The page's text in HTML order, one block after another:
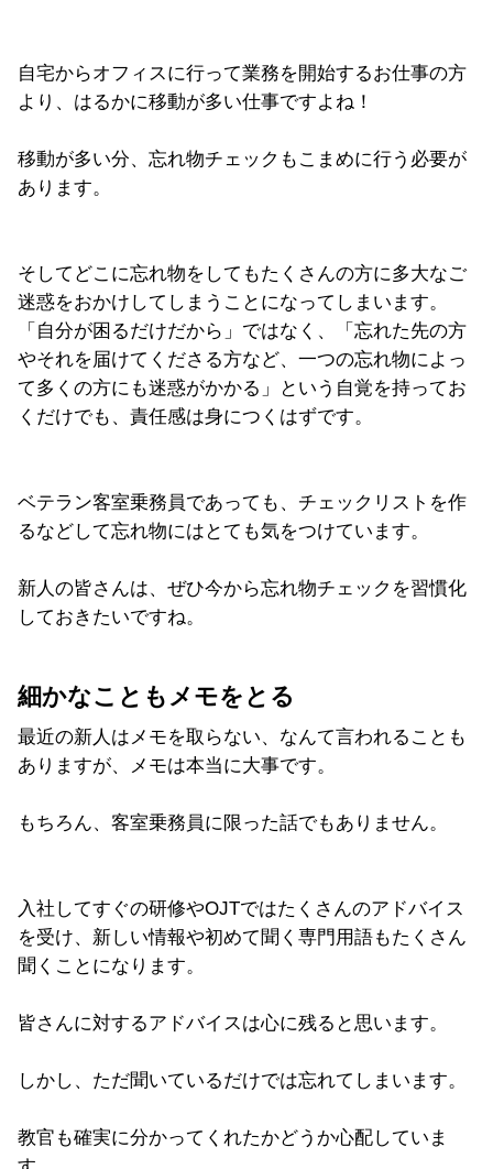
自宅からオフィスに行って業務を開始するお仕事の方
より、はるかに移動が多い仕事ですよね！
移動が多い分、忘れ物チェックもこまめに行う必要が
あります。
そしてどこに忘れ物をしてもたくさんの方に多大なご
迷惑をおかけしてしまうことになってしまいます。
「自分が困るだけだから」ではなく、「忘れた先の方
やそれを届けてくださる方など、一つの忘れ物によっ
て多くの方にも迷惑がかかる」という自覚を持ってお
くだけでも、責任感は身につくはずです。
ベテラン客室乗務員であっても、チェックリストを作
るなどして忘れ物にはとても気をつけています。
新人の皆さんは、ぜひ今から忘れ物チェックを習慣化
しておきたいですね。
細かなこともメモをとる
最近の新人はメモを取らない、なんて言われることも
ありますが、メモは本当に大事です。
もちろん、客室乗務員に限った話でもありません。
入社してすぐの研修やOJTではたくさんのアドバイス
を受け、新しい情報や初めて聞く専門用語もたくさん
聞くことになります。
皆さんに対するアドバイスは心に残ると思います。
しかし、ただ聞いているだけでは忘れてしまいます。
教官も確実に分かってくれたかどうか心配していま